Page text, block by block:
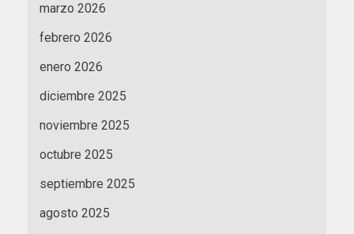
marzo 2026
febrero 2026
enero 2026
diciembre 2025
noviembre 2025
octubre 2025
septiembre 2025
agosto 2025